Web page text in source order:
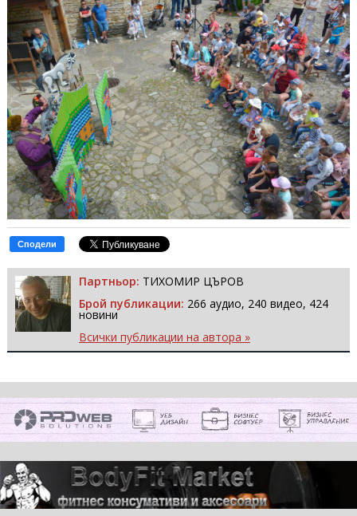
Сподели
Партньор: ТИХОМИР ЦЪРОВ
Брой публикации: 266 аудио, 240 видео, 424
новини
Всички публикации на автора »